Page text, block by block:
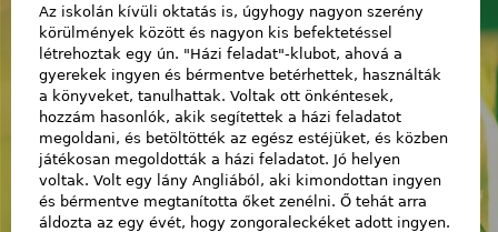
Az iskolán kívüli oktatás is, úgyhogy nagyon szerény
körülmények között és nagyon kis befektetéssel
létrehoztak egy ún. "Házi feladat"-klubot, ahová a
gyerekek ingyen és bérmentve betérhettek, használták
a könyveket, tanulhattak. Voltak ott önkéntesek,
hozzám hasonlók, akik segítettek a házi feladatot
megoldani, és betöltötték az egész estéjüket, és közben
játékosan megoldották a házi feladatot. Jó helyen
voltak. Volt egy lány Angliából, aki kimondottan ingyen
és bérmentve megtanította őket zenélni. Ő tehát arra
áldozta az egy évét, hogy zongoraleckéket adott ingyen.